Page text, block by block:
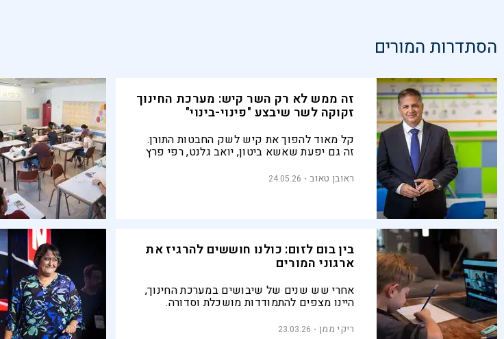
הסתדרות המורים
זה ממש לא רק השר קיש: מערכת החינוך
זקוקה לשר שיבצע "פינוי-בינוי"
קל מאוד להפוך את קיש לשק החבטות התורן.
זה גם יפעת שאשא ביטון, יואב גלנט, רפי פרץ
בתיק החינוך בעשור פלוס האחרון
ראובן טאוב 24.05.26
בין בום לזום: כולנו חוששים להרגיז את
ארגוני המורים
אחרי שש שנים של שיבושים במערכת החינוך,
היינו מצפים להתמודדות מושכלת וסדורה.
נמשך, כדי לא להרגיז את ארגוני המורים
ריקי ממן 23.03.26